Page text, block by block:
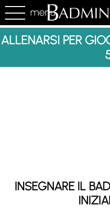
menu
ALLENARSI PER
INSEGNARE IL